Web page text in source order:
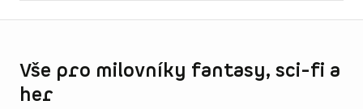
Vše pro milovníky fantasy, sci-fi a
her